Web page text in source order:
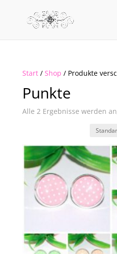
Start/ Shop / Produkte
Punkte
Alle 2 Ergebnisse werden